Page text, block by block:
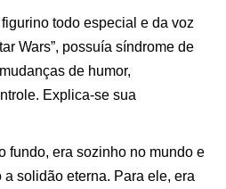
todo especial e da voz
Wars”, possuía síndrome de
de humor,
Explica-se sua
fundo, era sozinho no mundo e
solidão eterna. Para ele, era